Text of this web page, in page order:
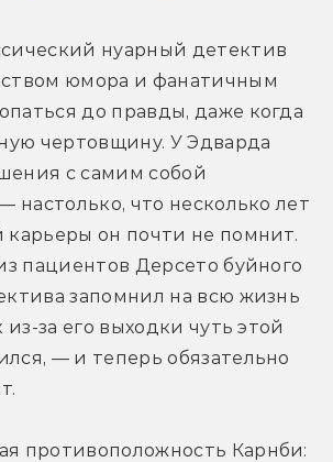
нуарный детектив
юмора и фанатичным
до правды, даже когда
чертовщину. У Эдварда
с самим собой
— настолько, что несколько лет
он почти не помнит.
пациентов Дерсето буйного
запомнил на всю жизнь
из-за его выходки чуть этой
— и теперь обязательно
противоположность Карнби: